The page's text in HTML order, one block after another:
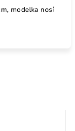
modelka nosí